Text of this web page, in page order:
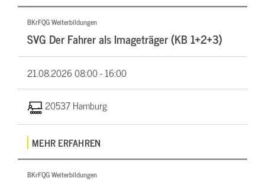
BKrFQG Weiterbildungen
SVG Der Fahrer als Imageträger (KB 1+2+3)
21.08.202608:00 - 16:00
20537 Hamburg
MEHR ERFAHREN
BKrFQG Weiterbildungen